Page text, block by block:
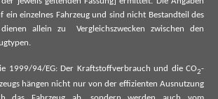
ein einzelnes Fahrzeug und sind nicht Bestandteil des
allein zu Vergleichszwecken zwischen den
1999/94/EG: Der Kraftstoffverbrauch und die CO2-
hängen nicht nur von der effizienten Ausnutzung